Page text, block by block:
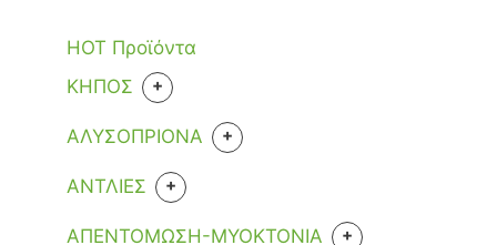
HOT Προϊόντα
KHΠΟΣ
+
ΕΡΓΑΛΕΙΑ
ΑΛΥΣΟΠΡΙΟΝΑ +
ΑΝΑΛΩΣΙΜΑ
ΒΕΝΖΙΝΗΣ
ΑΝΤΛΙΕΣ +
ΒΕΝΖΙΝΗΣ
ΑΠΕΝΤΟΜΩΣΗ-ΜΥΟΚΤΟΝΙΑ +